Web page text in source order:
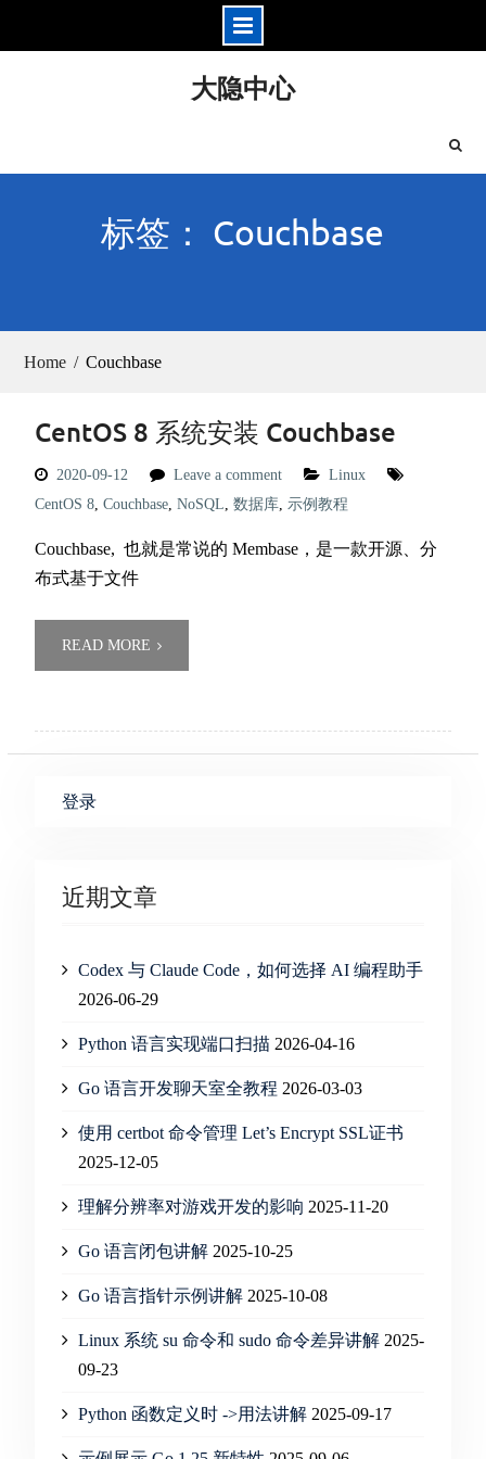
大隐中心
标签： Couchbase
Home Couchbase
CentOS 8 系统安装 Couchbase
2020-09-12 Leave a comment
Linux
CentOS 8, Couchbase, NoSQL, 数据库, 示例教程
Couchbase, 也就是常说的 Membase，是一款开源、分
布式基于文件
READ MORE
登录
近期文章
Codex 与 Claude Code，如何选择 AI 编程助手
2026-06-29
Python 语言实现端口扫描 2026-04-16
Go 语言开发聊天室全教程 2026-03-03
使用 certbot 命令管理 Let’s Encrypt SSL证书
2025-12-05
理解分辨率对游戏开发的影响 2025-11-20
Go 语言闭包讲解 2025-10-25
Go 语言指针示例讲解 2025-10-08
Linux 系统 su 命令和 sudo 命令差异讲解 2025-
09-23
Python 函数定义时 ->用法讲解 2025-09-17